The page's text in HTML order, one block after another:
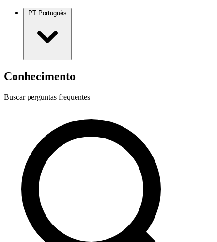
PT Português
Conhecimento
Buscar perguntas frequentes